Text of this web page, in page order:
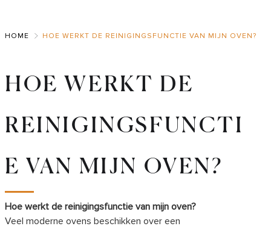
Main
HOME HOE WERKT DE REINIGINGSFUNCTIE VAN MIJN OVEN?
HOE WERKT DE
REINIGINGSFUNCTI
E VAN MIJN OVEN?
Hoe werkt de reinigingsfunctie van mijn oven?
Veel moderne ovens beschikken over een